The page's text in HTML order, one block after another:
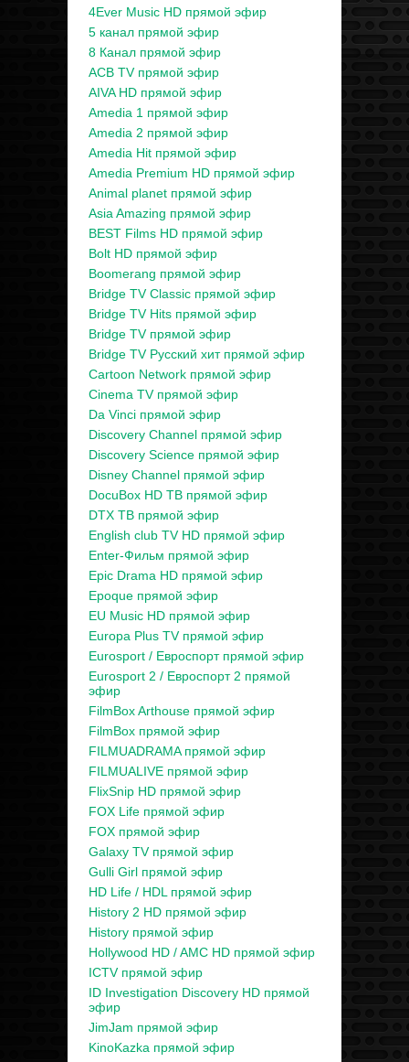
4Ever Music HD прямой эфир
5 канал прямой эфир
8 Канал прямой эфир
ACB TV прямой эфир
AIVA HD прямой эфир
Amedia 1 прямой эфир
Amedia 2 прямой эфир
Amedia Hit прямой эфир
Amedia Premium HD прямой эфир
Animal planet прямой эфир
Asia Amazing прямой эфир
BEST Films HD прямой эфир
Bolt HD прямой эфир
Boomerang прямой эфир
Bridge TV Classic прямой эфир
Bridge TV Hits прямой эфир
Bridge TV прямой эфир
Bridge TV Русский хит прямой эфир
Cartoon Network прямой эфир
Cinema TV прямой эфир
Da Vinci прямой эфир
Discovery Channel прямой эфир
Discovery Science прямой эфир
Disney Channel прямой эфир
DocuBox HD ТВ прямой эфир
DTX ТВ прямой эфир
English club TV HD прямой эфир
Enter-Фильм прямой эфир
Epic Drama HD прямой эфир
Epoque прямой эфир
EU Music HD прямой эфир
Europa Plus TV прямой эфир
Eurosport / Евроспорт прямой эфир
Eurosport 2 / Евроспорт 2 прямой
эфир
FilmBox Arthouse прямой эфир
FilmBox прямой эфир
FILMUADRAMA прямой эфир
FILMUALIVE прямой эфир
FlixSnip HD прямой эфир
FOX Life прямой эфир
FOX прямой эфир
Galaxy TV прямой эфир
Gulli Girl прямой эфир
HD Life / HDL прямой эфир
History 2 HD прямой эфир
History прямой эфир
Hollywood HD / AMC HD прямой эфир
ICTV прямой эфир
ID Investigation Discovery HD прямой
эфир
JimJam прямой эфир
KinoKazka прямой эфир